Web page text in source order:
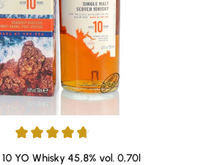
von 4.78 von 5 Sternen
YO Whisky 45,8% vol. 0,70l